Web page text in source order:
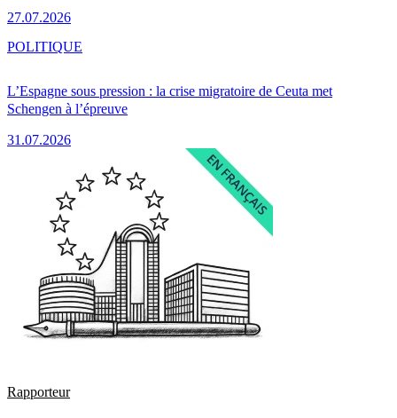
27.07.2026
L’Espagne sous pression : la crise migratoire de Ceuta met
Schengen à l’épreuve
31.07.2026
POLITIQUE
Rapporteur